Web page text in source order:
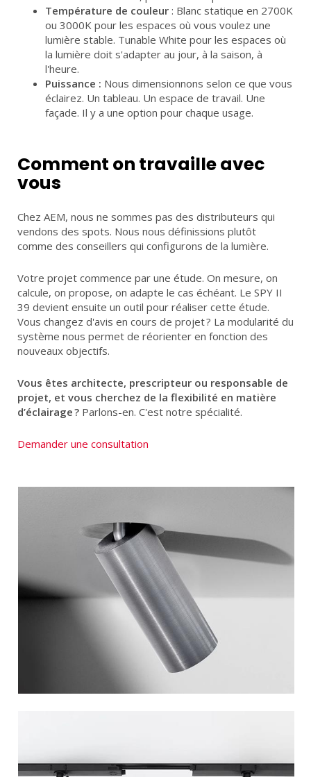
Température de couleur : Blanc statique en 2700K
ou 3000K pour les espaces où vous voulez une
lumière stable. Tunable White pour les espaces où
la lumière doit s'adapter au jour, à la saison, à
l'heure.
Puissance : Nous dimensionnons selon ce que vous
éclairez. Un tableau. Un espace de travail. Une
façade. Il y a une option pour chaque usage.
Comment on travaille avec
vous
Chez AEM, nous ne sommes pas des distributeurs qui
vendons des spots. Nous nous définissions plutôt
comme des conseillers qui configurons de la lumière.
Votre projet commence par une étude. On mesure, on
calcule, on propose, on adapte le cas échéant. Le SPY II
39 devient ensuite un outil pour réaliser cette étude.
Vous changez d'avis en cours de projet ? La modularité du
système nous permet de réorienter en fonction des
nouveaux objectifs.
Vous êtes architecte, prescripteur ou responsable de
projet, et vous cherchez de la flexibilité en matière
d’éclairage ? Parlons-en. C'est notre spécialité.
Demander une consultation